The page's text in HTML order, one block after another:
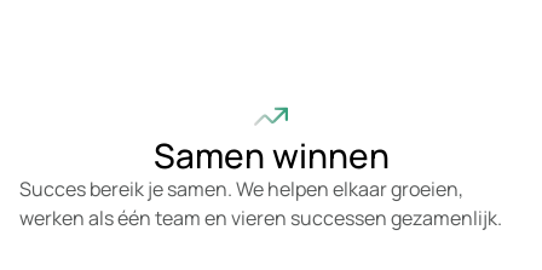
Samen winnen
Succes bereik je samen. We helpen elkaar groeien,
werken als één team en vieren successen gezamenlijk.